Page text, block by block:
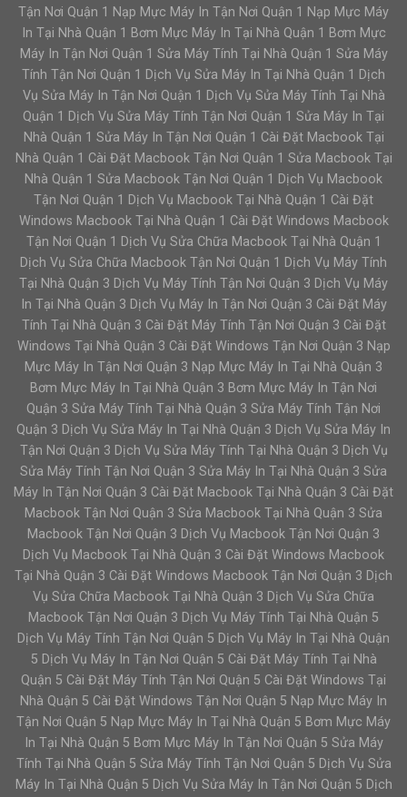
Tận Nơi Quận 1 Nạp Mực Máy In Tận Nơi Quận 1 Nạp Mực Máy
In Tại Nhà Quận 1 Bơm Mực Máy In Tại Nhà Quận 1 Bơm Mực
Máy In Tận Nơi Quận 1 Sửa Máy Tính Tại Nhà Quận 1 Sửa Máy
Tính Tận Nơi Quận 1 Dịch Vụ Sửa Máy In Tại Nhà Quận 1 Dịch
Vụ Sửa Máy In Tận Nơi Quận 1 Dịch Vụ Sửa Máy Tính Tại Nhà
Quận 1 Dịch Vụ Sửa Máy Tính Tận Nơi Quận 1 Sửa Máy In Tại
Nhà Quận 1 Sửa Máy In Tận Nơi Quận 1 Cài Đặt Macbook Tại
Nhà Quận 1 Cài Đặt Macbook Tận Nơi Quận 1 Sửa Macbook Tại
Nhà Quận 1 Sửa Macbook Tận Nơi Quận 1 Dịch Vụ Macbook
Tận Nơi Quận 1 Dịch Vụ Macbook Tại Nhà Quận 1 Cài Đặt
Windows Macbook Tại Nhà Quận 1 Cài Đặt Windows Macbook
Tận Nơi Quận 1 Dịch Vụ Sửa Chữa Macbook Tại Nhà Quận 1
Dịch Vụ Sửa Chữa Macbook Tận Nơi Quận 1 Dịch Vụ Máy Tính
Tại Nhà Quận 3 Dịch Vụ Máy Tính Tận Nơi Quận 3 Dịch Vụ Máy
In Tại Nhà Quận 3 Dịch Vụ Máy In Tận Nơi Quận 3 Cài Đặt Máy
Tính Tại Nhà Quận 3 Cài Đặt Máy Tính Tận Nơi Quận 3 Cài Đặt
Windows Tại Nhà Quận 3 Cài Đặt Windows Tận Nơi Quận 3 Nạp
Mực Máy In Tận Nơi Quận 3 Nạp Mực Máy In Tại Nhà Quận 3
Bơm Mực Máy In Tại Nhà Quận 3 Bơm Mực Máy In Tận Nơi
Quận 3 Sửa Máy Tính Tại Nhà Quận 3 Sửa Máy Tính Tận Nơi
Quận 3 Dịch Vụ Sửa Máy In Tại Nhà Quận 3 Dịch Vụ Sửa Máy In
Tận Nơi Quận 3 Dịch Vụ Sửa Máy Tính Tại Nhà Quận 3 Dịch Vụ
Sửa Máy Tính Tận Nơi Quận 3 Sửa Máy In Tại Nhà Quận 3 Sửa
Máy In Tận Nơi Quận 3 Cài Đặt Macbook Tại Nhà Quận 3 Cài Đặt
Macbook Tận Nơi Quận 3 Sửa Macbook Tại Nhà Quận 3 Sửa
Macbook Tận Nơi Quận 3 Dịch Vụ Macbook Tận Nơi Quận 3
Dịch Vụ Macbook Tại Nhà Quận 3 Cài Đặt Windows Macbook
Tại Nhà Quận 3 Cài Đặt Windows Macbook Tận Nơi Quận 3 Dịch
Vụ Sửa Chữa Macbook Tại Nhà Quận 3 Dịch Vụ Sửa Chữa
Macbook Tận Nơi Quận 3 Dịch Vụ Máy Tính Tại Nhà Quận 5
Dịch Vụ Máy Tính Tận Nơi Quận 5 Dịch Vụ Máy In Tại Nhà Quận
5 Dịch Vụ Máy In Tận Nơi Quận 5 Cài Đặt Máy Tính Tại Nhà
Quận 5 Cài Đặt Máy Tính Tận Nơi Quận 5 Cài Đặt Windows Tại
Nhà Quận 5 Cài Đặt Windows Tận Nơi Quận 5 Nạp Mực Máy In
Tận Nơi Quận 5 Nạp Mực Máy In Tại Nhà Quận 5 Bơm Mực Máy
In Tại Nhà Quận 5 Bơm Mực Máy In Tận Nơi Quận 5 Sửa Máy
Tính Tại Nhà Quận 5 Sửa Máy Tính Tận Nơi Quận 5 Dịch Vụ Sửa
Máy In Tại Nhà Quận 5 Dịch Vụ Sửa Máy In Tận Nơi Quận 5 Dịch